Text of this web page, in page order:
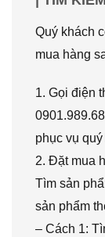
Quý khách
mua hàng
1. Gọi điện
phục vụ
2. Đặt mua
Tìm sản
sản phẩm
– Cách 1: